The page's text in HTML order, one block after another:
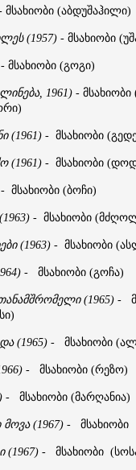
მსახიობი (აბდუშაჰილი)
(1957) - მსახიობი (
- მსახიობი (გოგი)
, 1961) - მსახიობი
)
(1961) - მსახიობი (
(1961) - მსახიობი (
- მსახიობი (ბოჩი)
- მსახიობი (
(1963) - მსახიობი (
- მსახიობი (გოჩა)
(1965) -
)
(1965) - მსახიობი (
- მსახიობი (რეზო)
- მსახიობი (მარღანია)
მოვა(1967) - მსახიობი
(1967) - მსახიობი (